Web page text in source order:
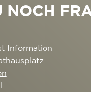
NOCH
Information